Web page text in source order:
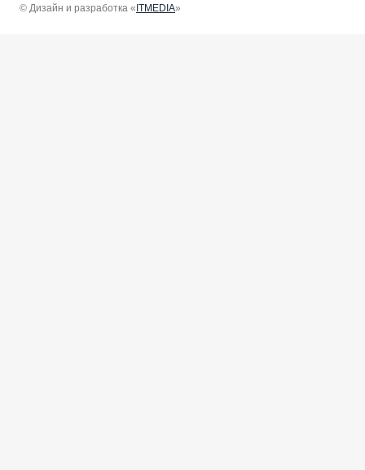
© Дизайн и разработка «ITMEDIA»